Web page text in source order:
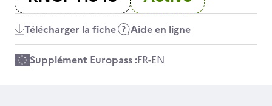
Télécharger la fiche Aide en ligne
Supplément Europass :FR-EN